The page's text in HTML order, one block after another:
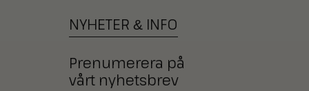
NYHETER & INFO
Prenumerera på
vårt nyhetsbrev